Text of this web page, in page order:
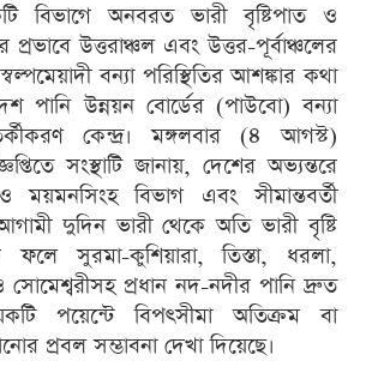
বিভাগে অনবরত ভারী বৃষ্টিপাত ও
প্রভাবে উত্তরাঞ্চল এবং উত্তর-পূর্বাঞ্চলের
বন্যা পরিস্থিতির আশঙ্কার কথা
পানি উন্নয়ন বোর্ডের (পাউবো) বন্যা
কেন্দ্র। মঙ্গলবার (৪ আগস্ট)
সংস্থাটি জানায়, দেশের অভ্যন্তরে
বিভাগ এবং সীমান্তবর্তী
দুদিন ভারী থেকে অতি ভারী বৃষ্টি
সুরমা-কুশিয়ারা, তিস্তা, ধরলা,
প্রধান নদ-নদীর পানি দ্রুত
পয়েন্টে বিপৎসীমা অতিক্রম বা
প্রবল সম্ভাবনা দেখা দিয়েছে।